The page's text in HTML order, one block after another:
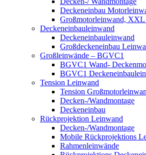
Deckeneinbau
Großmotorleinwand,
Deckeneinbauleinwand
Deckeneinbauleinwand
Großdeckeneinbau
Großleinwände – BGVC1
BGVC1 Wand-
BGVC1
Tension Leinwand
Tension
Decken-/Wandmontage
Deckeneinbau
Rückprojektion Leinwand
Decken-/Wandmontage
Mobile Rückprojektions
Rahmenleinwände